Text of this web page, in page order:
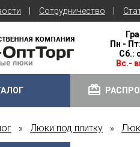
Сотрудничество
Пн -
Сб.:
Вс.-
» Люки под плитку » Люк